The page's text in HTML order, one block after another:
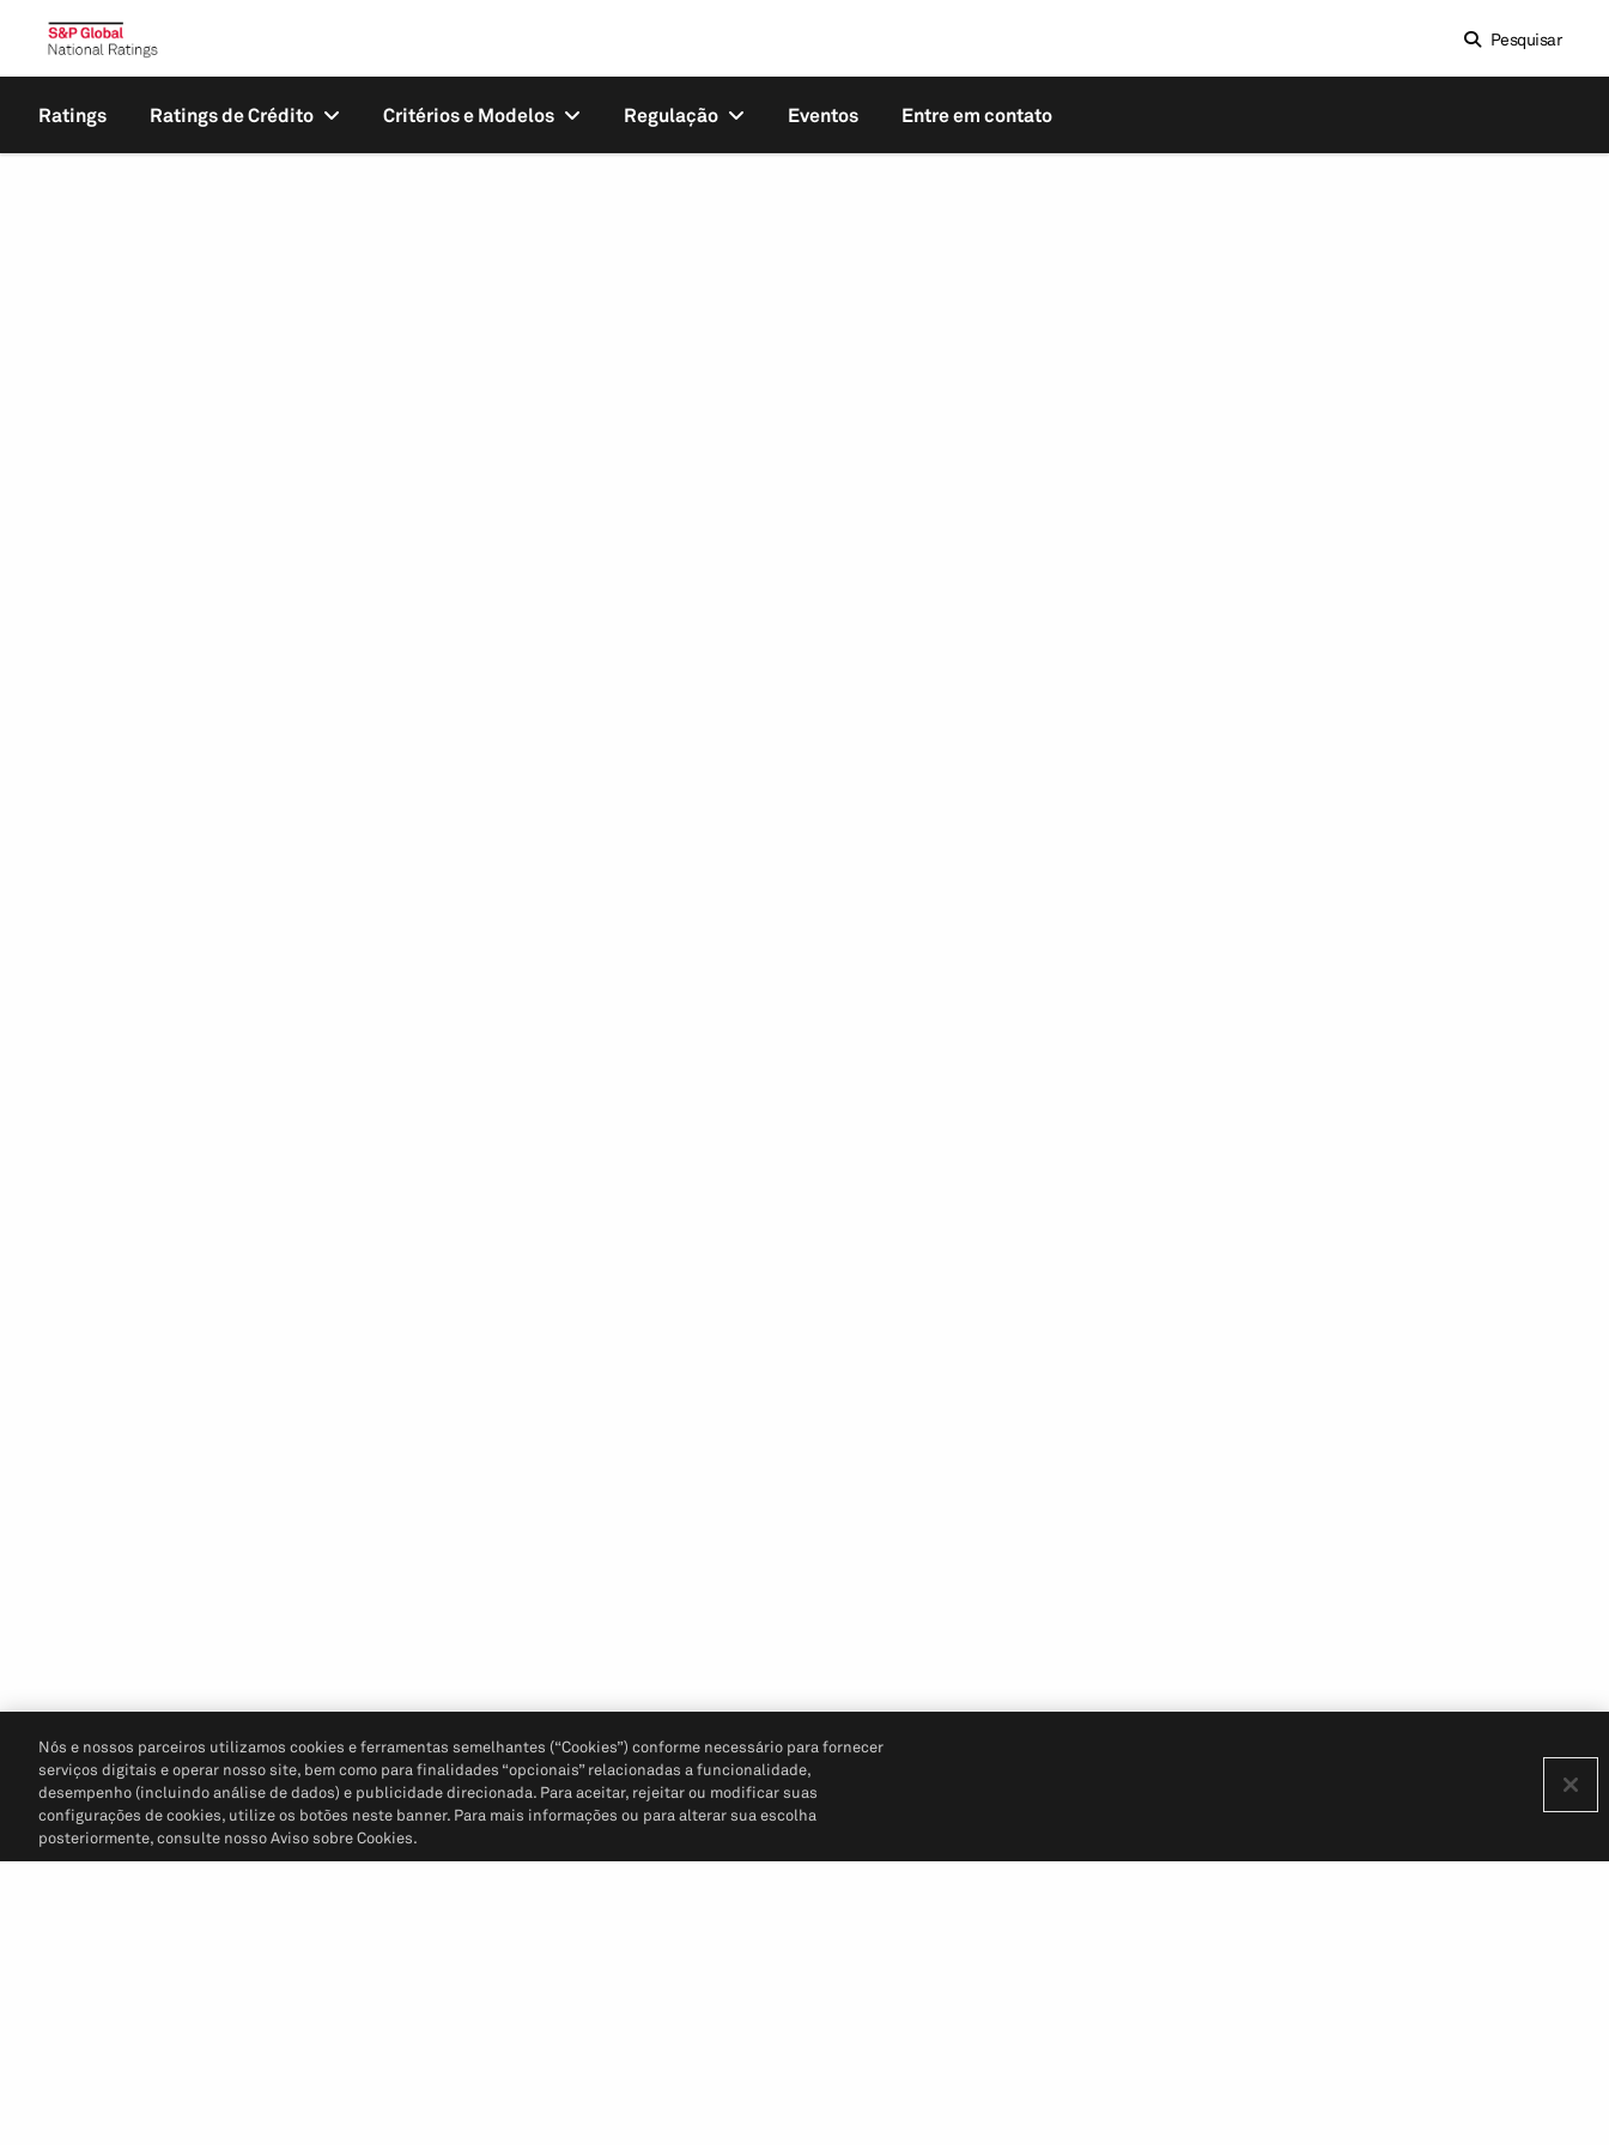
Pesquisar
Ratings Ratings de Crédito Critérios e Modelos Regulação Eventos Entre em contato
Nós e nossos parceiros utilizamos cookies e ferramentas semelhantes (“Cookies”) conforme necessário para fornecer
serviços digitais e operar nosso site, bem como para finalidades “opcionais” relacionadas a funcionalidade,
desempenho (incluindo análise de dados) e publicidade direcionada. Para aceitar, rejeitar ou modificar suas
configurações de cookies, utilize os botões neste banner. Para mais informações ou para alterar sua escolha
posteriormente, consulte nosso Aviso sobre Cookies.